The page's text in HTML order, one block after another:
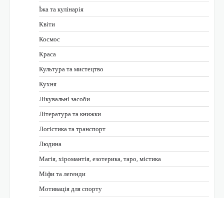
Їжа та кулінарія
Квіти
Космос
Краса
Культура та мистецтво
Кухня
Лікувальні засоби
Література та книжки
Логістика та транспорт
Людина
Магія, хіромантія, езотерика, таро, містика
Міфи та легенди
Мотивація для спорту